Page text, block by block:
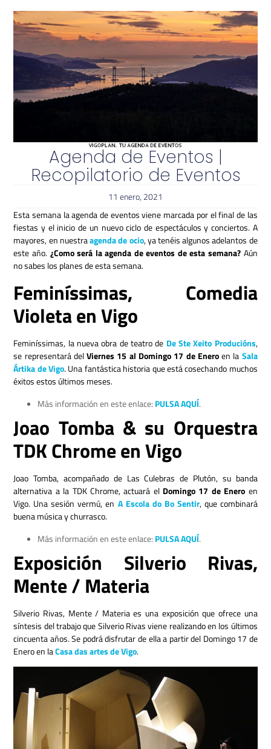
Agenda de Eventos |
Recopilatorio de Eventos
11 enero, 2021
Esta semana la agenda de eventos viene marcada por el final de las
fiestas y el inicio de un nuevo ciclo de espectáculos y conciertos. A
mayores, en nuestraagenda de ocio, ya tenéis algunos adelantos de
este año. ¿Como será la agenda de eventos de esta semana? Aún
no sabes los planes de esta semana.
Feminíssimas, Comedia
Violeta en Vigo
Feminíssimas, la nueva obra de teatro de De Ste Xeito Producións,
se representará delViernes 15 al Domingo 17 de Eneroen la Sala
Ártika de Vigo. Una fantástica historia que está cosechando muchos
éxitos estos últimos meses.
Más información en este enlace: PULSA AQUÍ.
Joao Tomba & su Orquestra
TDK Chrome en Vigo
Joao Tomba, acompañado de Las Culebras de Plutón, su banda
alternativa a la TDK Chrome, actuará el Domingo 17 de Enero en
Vigo. Una sesión vermú, en A Escola do Bo Sentir, que combinará
buena música y churrasco.
Más información en este enlace: PULSA AQUÍ.
Exposición Silverio Rivas,
Mente / Materia
Silverio Rivas, Mente / Materia es una exposición que ofrece una
síntesis del trabajo que Silverio Rivas viene realizando en los últimos
cincuenta años. Se podrá disfrutar de ella a partir del Domingo 17 de
Enero en laCasa das artes de Vigo.